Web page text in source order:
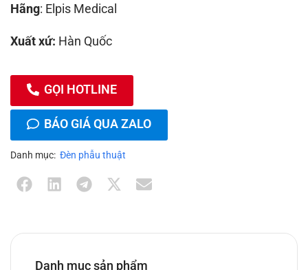
Hãng: Elpis Medical
Xuất xứ: Hàn Quốc
GỌI HOTLINE
BÁO GIÁ QUA ZALO
Danh mục: Đèn phẫu thuật
Danh mục sản phẩm